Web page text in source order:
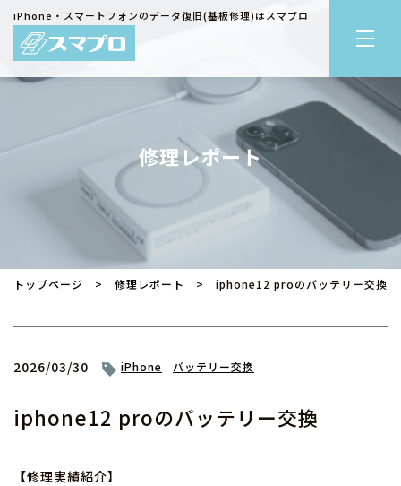
iPhone・スマートフォンのデータ復旧(基板修理)はスマプロ
修理レポート
トップページ > 修理レポート > iphone12 proのバッテリー交換
2026/03/30 iPhone バッテリー交換
iphone12 proのバッテリー交換
【修理実績紹介】